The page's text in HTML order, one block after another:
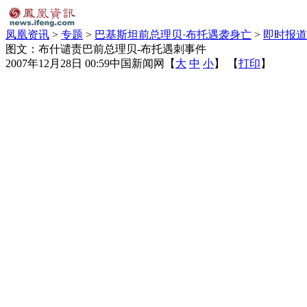
凤凰资讯 > 专题 > 巴基斯坦前总理贝·布托遇袭身亡 > 即时报道
图文：布什谴责巴前总理贝-布托遇刺事件
2007年12月28日 00:59中国新闻网 【 大 中 小】 【打印 】